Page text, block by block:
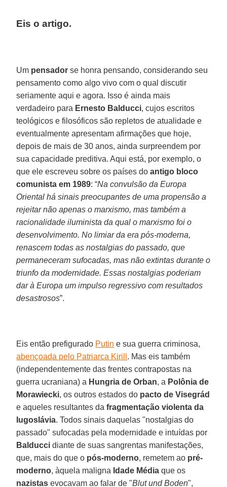
Eis o artigo.
Um pensador se honra pensando, considerando seu
pensamento como algo vivo com o qual discutir
seriamente aqui e agora. Isso é ainda mais
verdadeiro para Ernesto Balducci, cujos escritos
teológicos e filosóficos são repletos de atualidade e
eventualmente apresentam afirmações que hoje,
depois de mais de 30 anos, ainda surpreendem por
sua capacidade preditiva. Aqui está, por exemplo, o
que ele escreveu sobre os países do antigo bloco
comunista em 1989: “Na convulsão da Europa
Oriental há sinais preocupantes de uma propensão a
rejeitar não apenas o marxismo, mas também a
racionalidade iluminista da qual o marxismo foi o
desenvolvimento. No limiar da era pós-moderna,
renascem todas as nostalgias do passado, que
permaneceram sufocadas, mas não extintas durante o
triunfo da modernidade. Essas nostalgias poderiam
dar à Europa um impulso regressivo com resultados
desastrosos”.
Eis então prefigurado Putin e sua guerra criminosa,
abençoada pelo Patriarca Kirill . Mas eis também
(independentemente das frentes contrapostas na
guerra ucraniana) a Hungria de Orban, a Polônia de
Morawiecki, os outros estados do pacto de Visegrád
e aqueles resultantes dafragmentação violenta da
Iugoslávia. Todos sinais daquelas "nostalgias do
passado" sufocadas pela modernidade e intuídas por
Balducci diante de suas sangrentas manifestações,
que, mais do que o pós-moderno, remetem ao pré-
moderno, àquela maligna Idade Média que os
nazistas evocavam ao falar de "Blut und Boden",